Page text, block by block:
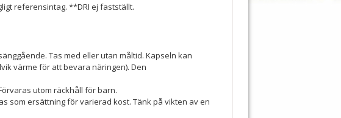
referensintag. **DRI ej fastställt.
Tas med eller utan måltid. Kapseln kan
värme för att bevara näringen). Den
utom räckhåll för barn.
som ersättning för varierad kost. Tänk på vikten av en